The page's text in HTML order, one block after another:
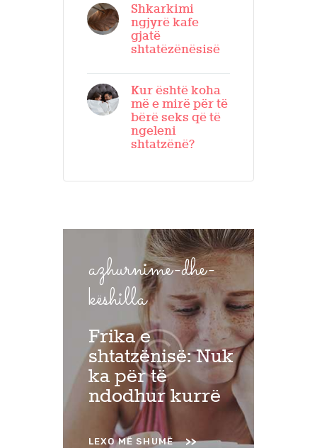
Shkarkimi
ngjyrë kafe
gjatë
shtatëzënësisë
Kur është koha
më e mirë për të
bërë seks që të
ngeleni
shtatzënë?
azhurnime-dhe-
këshilla
Frika e
shtatzënisë: Nuk
ka për të
ndodhur kurrë
LEXO MË SHUMË